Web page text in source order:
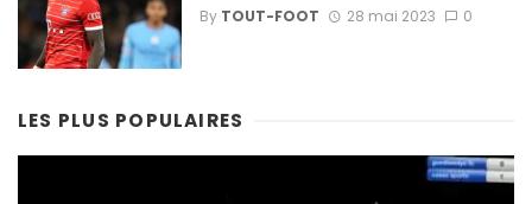
By TOUT-FOOT 28 mai 2023 0
LES PLUS POPULAIRES